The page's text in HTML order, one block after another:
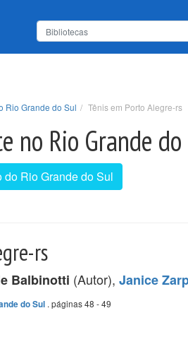
Rio Grande do Sul Tênis em Porto Alegre-rs
no Rio Grande
do Rio Grande do Sul
rs
Balbinotti (Autor), Janice
do Sul . páginas 48 - 49